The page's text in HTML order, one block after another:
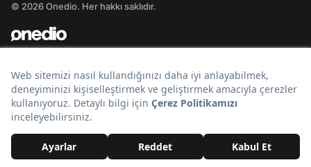
© 2026 Onedio. Her hakkı saklıdır.
Bir markasıdır.